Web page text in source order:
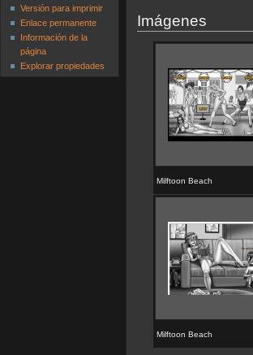
Imágenes
Milftoon Beach
Milftoon Beach
Versión para imprimir
Enlace permanente
Información de la
página
Explorar propiedades